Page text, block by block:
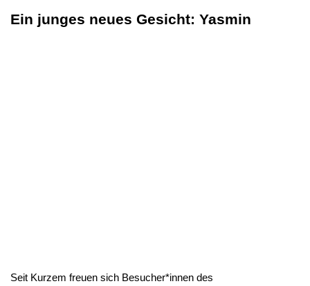
Ein junges neues Gesicht: Yasmin
Seit Kurzem freuen sich Besucher*innen des